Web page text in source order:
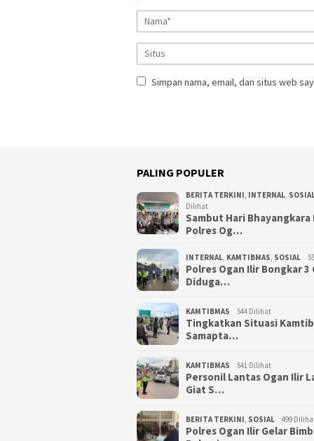
Simpan nama, email, dan situs web
PALING POPULER
BERITA TERKINI INTERNAL
Dilihat
Sambut Hari Bhayangkara
Polres Og…
INTERNAL KAMTIBMAS SOSIAL
Polres Ogan Ilir Bongkar 3
Diduga…
KAMTIBMAS 544 Dilihat
Tingkatkan Situasi
Samapta…
KAMTIBMAS 541 Dilihat
Personil Lantas Ogan Ilir
Giat S…
BERITA TERKINI SOSIAL 499
Polres Ogan Ilir Gelar